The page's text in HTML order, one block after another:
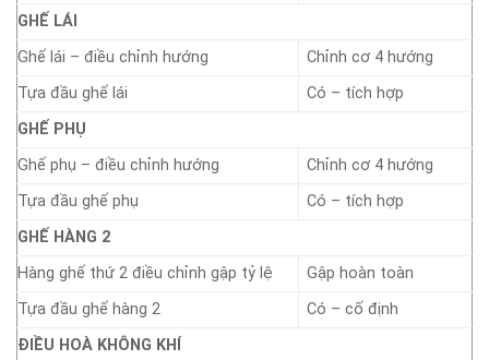
GHẾ LÁI
Ghế lái – điều chỉnh hướng
Chỉnh cơ 4 hướng
Tựa đầu ghế lái
Có – tích hợp
GHẾ PHỤ
Ghế phụ – điều chỉnh hướng
Chỉnh cơ 4 hướng
Tựa đầu ghế phụ
Có – tích hợp
GHẾ HÀNG 2
Hàng ghế thứ 2 điều chỉnh gập tỷ lệ
Gập hoàn toàn
Tựa đầu ghế hàng 2
Có – cố định
ĐIỀU HOÀ KHÔNG KHÍ